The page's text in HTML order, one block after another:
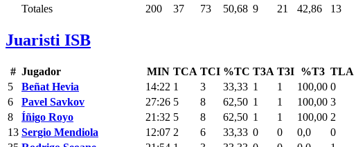
Totales
200 37 73 50,68 9 21 42,86 13
Juaristi ISB
# Jugador MIN TCA TCI %TC T3A T3I %T3 TLA
5
Beñat Hevia 14:22 1 3 33,33 1 1 100,00 0
6
Pavel Savkov 27:26 5 8 62,50 1 1 100,00 3
8
Íñigo Royo 21:32 5 8 62,50 1 1 100,00 2
13 Sergio Mendiola 12:07 2 6 33,33 0 0 0,0 0